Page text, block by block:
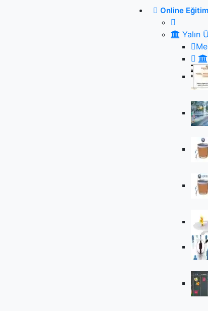
Online
Yalın